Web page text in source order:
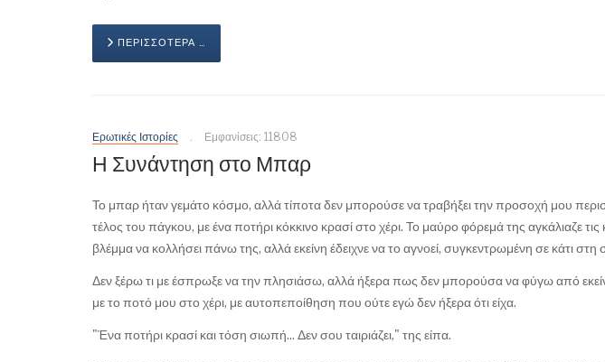
ΠΕΡΙΣΣΌΤΕΡΑ …
Ερωτικές Ιστορίες Εμφανίσεις: 11808
Η Συνάντηση στο Μπαρ
Το μπαρ ήταν γεμάτο κόσμο, αλλά τίποτα δεν μπορούσε να τραβήξει την προσοχή μου
τέλος του πάγκου, με ένα ποτήρι κόκκινο κρασί στο χέρι. Το μαύρο φόρεμά της αγκάλιαζε
βλέμμα να κολλήσει πάνω της, αλλά εκείνη έδειχνε να το αγνοεί, συγκεντρωμένη σε κάτι στη
Δεν ξέρω τι με έσπρωξε να την πλησιάσω, αλλά ήξερα πως δεν μπορούσα να φύγω από
με το ποτό μου στο χέρι, με αυτοπεποίθηση που ούτε εγώ δεν ήξερα ότι είχα.
"Ένα ποτήρι κρασί και τόση σιωπή... Δεν σου ταιριάζει," της είπα.